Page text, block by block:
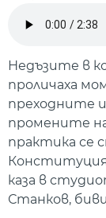
Недъзите в
проличаха
преходните
промените
практика се
каза в
Станков,